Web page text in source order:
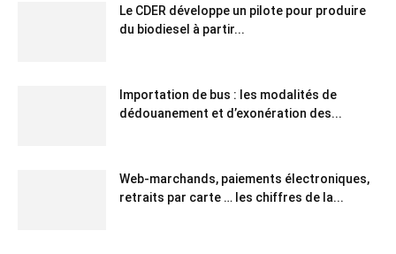
Le CDER développe un pilote pour produire
du biodiesel à partir...
Importation de bus : les modalités de
dédouanement et d’exonération des...
Web-marchands, paiements électroniques,
retraits par carte … les chiffres de la...